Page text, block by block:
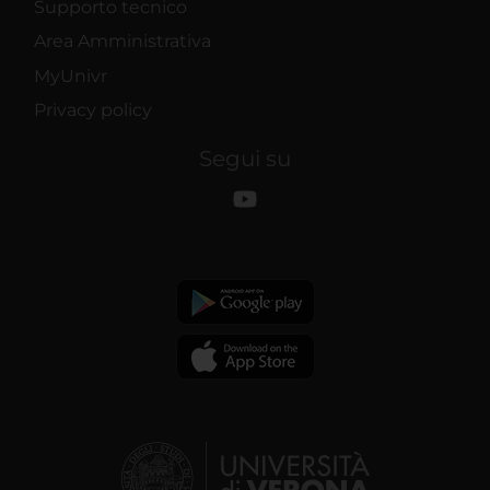
Supporto tecnico
Area Amministrativa
MyUnivr
Privacy policy
Segui su